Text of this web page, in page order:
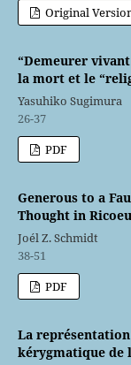
Original
“Demeurer
la mort et le
Yasuhiko Sugimura
26-37
PDF
Generous to a
Thought in
Joél Z. Schmidt
38-51
PDF
La
kérygmatique